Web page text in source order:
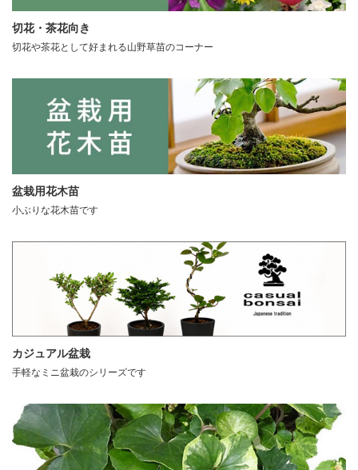
切花・茶花向き
切花や茶花として好まれる山野草苗のコーナー
盆栽用花木苗
小ぶりな花木苗です
カジュアル盆栽
手軽なミニ盆栽のシリーズです